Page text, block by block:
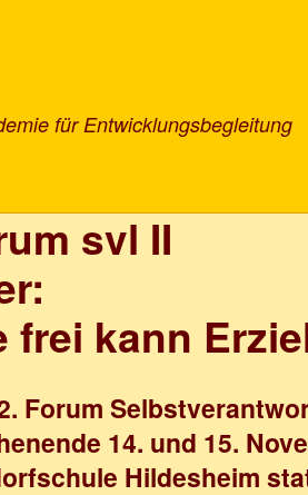
svl II
frei kann
Forum
14. und 15.
Hildesheim